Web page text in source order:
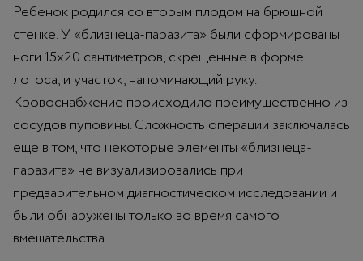
Ребенок родился со вторым плодом на брюшной
стенке. У «близнеца-паразита» были сформированы
ноги 15х20 сантиметров, скрещенные в форме
лотоса, и участок, напоминающий руку.
Кровоснабжение происходило преимущественно из
сосудов пуповины. Сложность операции заключалась
еще в том, что некоторые элементы «близнеца-
паразита» не визуализировались при
предварительном диагностическом исследовании и
были обнаружены только во время самого
вмешательства.